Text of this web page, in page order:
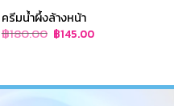
ครีมน้ำผึ้งล้างหน้า
฿180.00 Original
price
฿145.00Current
price